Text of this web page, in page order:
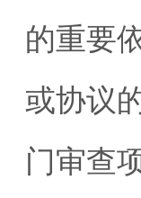
的重要
或协议
门审查